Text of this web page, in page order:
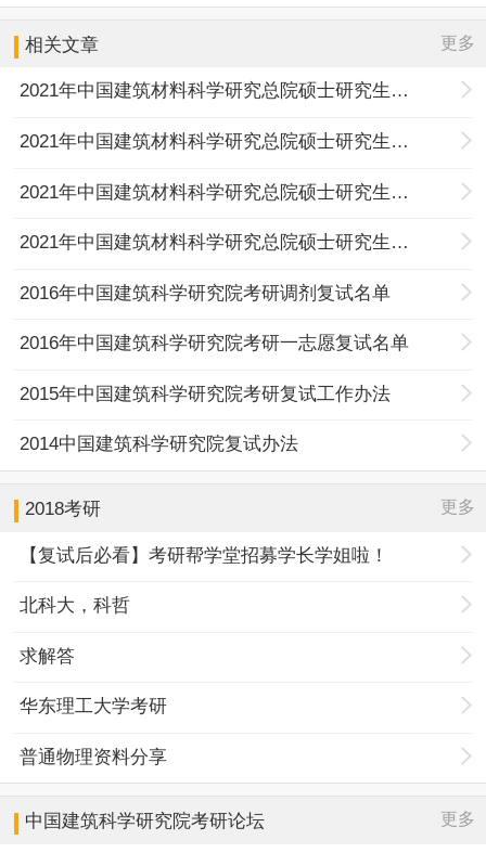
相关文章 更多
2021年中国建筑材料科学研究总院硕士研究生复试名单第三批
2021年中国建筑材料科学研究总院硕士研究生复试名单第一批
2021年中国建筑材料科学研究总院硕士研究生复试时间的通知
2021年中国建筑材料科学研究总院硕士研究生复试名单第二批
2016年中国建筑科学研究院考研调剂复试名单
2016年中国建筑科学研究院考研一志愿复试名单
2015年中国建筑科学研究院考研复试工作办法
2014中国建筑科学研究院复试办法
2018考研 更多
【复试后必看】考研帮学堂招募学长学姐啦！
北科大，科哲
求解答
华东理工大学考研
普通物理资料分享
中国建筑科学研究院考研论坛 更多